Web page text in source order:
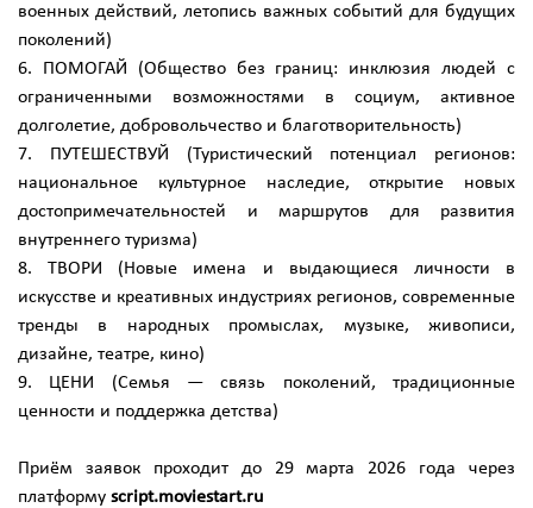
военных действий, летопись важных событий для будущих
поколений)
6. ПОМОГАЙ (Общество без границ: инклюзия людей с
ограниченными возможностями в социум, активное
долголетие, добровольчество и благотворительность)
7. ПУТЕШЕСТВУЙ (Туристический потенциал регионов:
национальное культурное наследие, открытие новых
достопримечательностей и маршрутов для развития
внутреннего туризма)
8. ТВОРИ (Новые имена и выдающиеся личности в
искусстве и креативных индустриях регионов, современные
тренды в народных промыслах, музыке, живописи,
дизайне, театре, кино)
9. ЦЕНИ (Семья — связь поколений, традиционные
ценности и поддержка детства)
Приём заявок проходит до 29 марта 2026 года через
платформу script.moviestart.ru